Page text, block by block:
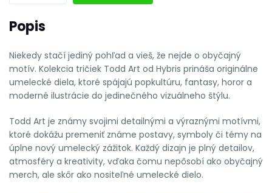
Popis
Niekedy stačí jediný pohľad a vieš, že nejde o obyčajný
motív. Kolekcia tričiek Todd Art od Hybris prináša originálne
umelecké diela, ktoré spájajú popkultúru, fantasy, horor a
moderné ilustrácie do jedinečného vizuálneho štýlu.
Todd Art je známy svojimi detailnými a výraznými motívmi,
ktoré dokážu premeniť známe postavy, symboly či témy na
úplne nový umelecký zážitok. Každý dizajn je plný detailov,
atmosféry a kreativity, vďaka čomu nepôsobí ako obyčajný
merch, ale skôr ako nositeľné umelecké dielo.